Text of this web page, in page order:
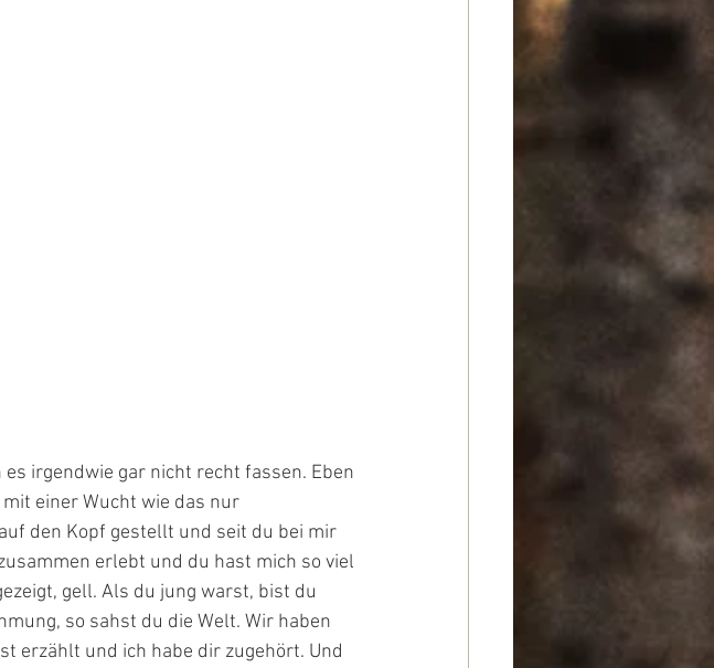
irgendwie gar nicht recht fassen. Eben
einer Wucht wie das nur
den Kopf gestellt und seit du bei mir
erlebt und du hast mich so viel
gell. Als du jung warst, bist du
so sahst du die Welt. Wir haben
erzählt und ich habe dir zugehört. Und